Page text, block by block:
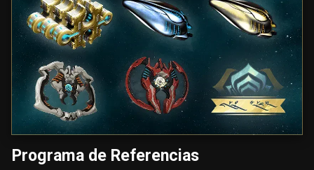
Programa de Referencias